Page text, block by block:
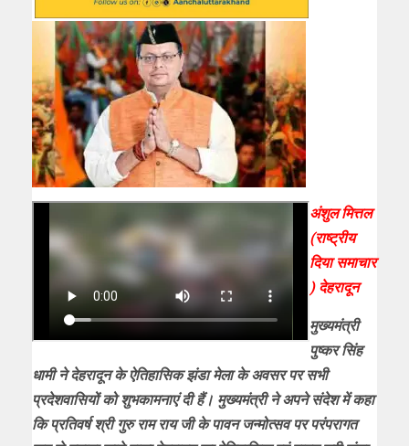
अंशुल मित्तल
(राष्ट्रीय
दिया समाचार
) देहरादून
मुख्यमंत्री
पुष्कर सिंह
धामी ने देहरादून के ऐतिहासिक झंडा मेला के अवसर पर सभी
प्रदेशवासियों को शुभकामनाएं दी हैं। मुख्यमंत्री ने अपने संदेश में कहा
कि प्रतिवर्ष श्री गुरु राम राय जी के पावन जन्मोत्सव पर परंपरागत